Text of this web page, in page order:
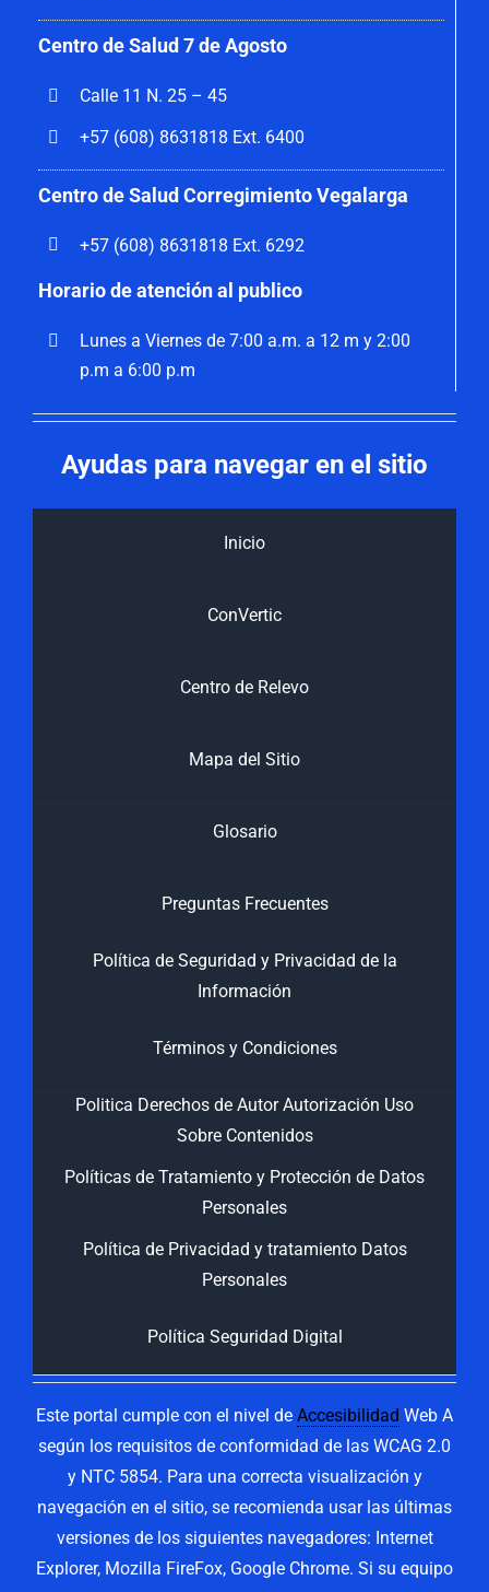
Centro de Salud 7 de Agosto
Calle 11 N. 25 – 45
+57 (608) 8631818 Ext. 6400
Centro de Salud Corregimiento Vegalarga
+57 (608) 8631818 Ext. 6292
Horario de atención al publico
Lunes a Viernes de 7:00 a.m. a 12 m y 2:00
p.m a 6:00 p.m
Ayudas para navegar en el sitio
Inicio
ConVertic
Centro de Relevo
Mapa del Sitio
Glosario
Preguntas Frecuentes
Política de Seguridad y Privacidad de la
Información
Términos y Condiciones
Politica Derechos de Autor Autorización Uso
Sobre Contenidos
Políticas de Tratamiento y Protección de Datos
Personales
Política de Privacidad y tratamiento Datos
Personales
Política Seguridad Digital
Este portal cumple con el nivel de Accesibilidad Web A
según los requisitos de conformidad de las WCAG 2.0
y NTC 5854. Para una correcta visualización y
navegación en el sitio, se recomienda usar las últimas
versiones de los siguientes navegadores: Internet
Explorer, Mozilla FireFox, Google Chrome. Si su equipo